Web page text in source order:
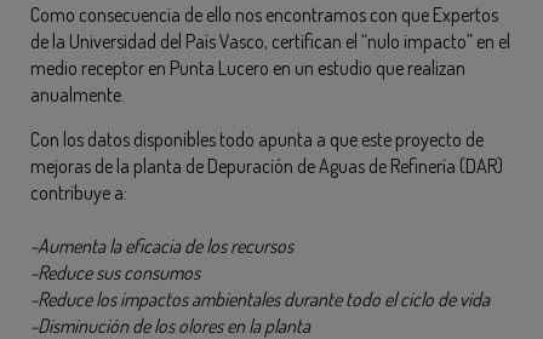
Como consecuencia de ello nos encontramos con que Expertos
de la Universidad del País Vasco, certifican el “nulo impacto” en el
medio receptor en Punta Lucero en un estudio que realizan
anualmente.
Con los datos disponibles todo apunta a que este proyecto de
mejoras de la planta de Depuración de Aguas de Refinería (DAR)
contribuye a:
-Aumenta la eficacia de los recursos
-Reduce sus consumos
-Reduce los impactos ambientales durante todo el ciclo de vida
-Disminución de los olores en la planta